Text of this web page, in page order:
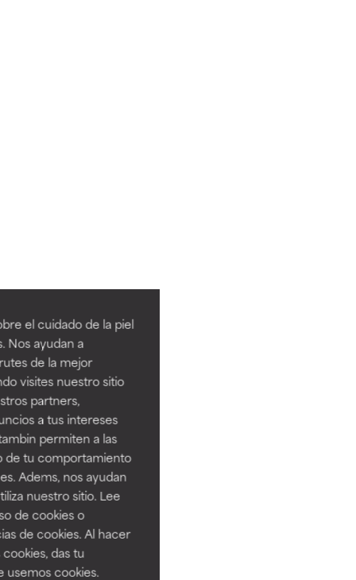
el cuidado de la piel
Nos ayudan a
de la mejor
visites nuestro sitio
partners,
a tus intereses
permiten a las
de tu comportamiento
Adems, nos ayudan
nuestro sitio. Lee
de cookies o
de cookies. Al hacer
das tu
usemos cookies.